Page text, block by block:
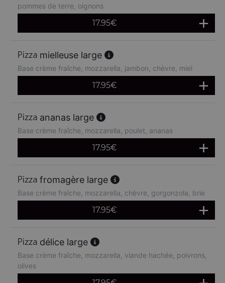
pommes de terre, oignons
17.95€
mielleuse large
Base crème fraîche, mozzarella, jambon, chèvre, miel
17.95€
ananas large
Base crème fraîche, mozzarella, poulet, ananas
17.95€
fromagère large
Base crème fraîche, mozzarella, chèvre, gorgonzola, brie
17.95€
délice large
Base crème fraîche, mozzarella, viande hachée, poivrons,
olives